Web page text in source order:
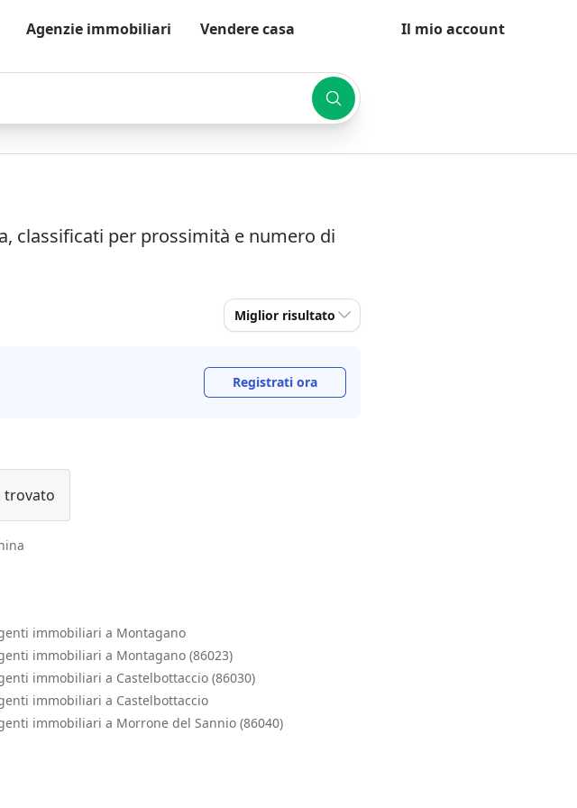
Agenzie immobiliari Vendere casa Il mio account
classificati per prossimità e numero di
Miglior risultato
Registrati ora
trovato
immobiliari a Montagano
immobiliari a Montagano (86023)
immobiliari a Castelbottaccio (86030)
immobiliari a Castelbottaccio
immobiliari a Morrone del Sannio (86040)